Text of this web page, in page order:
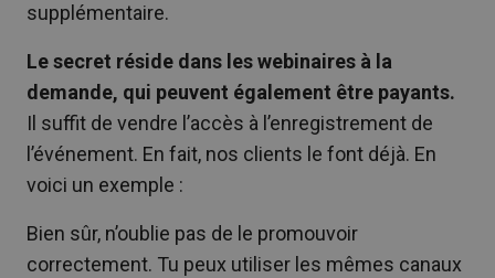
supplémentaire.
Le secret réside dans les webinaires à la
demande, qui peuvent également être payants.
Il suffit de vendre l’accès à l’enregistrement de
l’événement. En fait, nos clients le font déjà. En
voici un exemple :
Bien sûr, n’oublie pas de le promouvoir
correctement. Tu peux utiliser les mêmes canaux